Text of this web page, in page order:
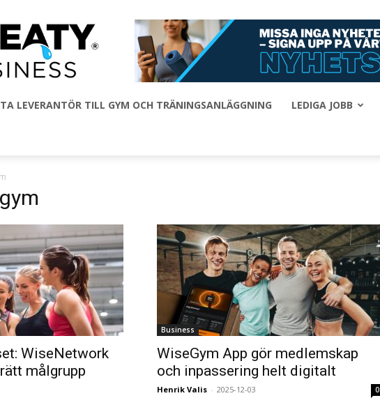
Sweaty
Business
LEVERANTÖR TILL GYM OCH TRÄNINGSANLÄGGNING LEDIGA JOBB
WiseNetwork
målgrupp
Business
WiseGym App gör medlemskap
och inpassering helt digitalt
Henrik Valis - 2025-12-03 0